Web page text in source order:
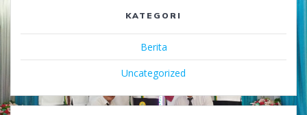
KATEGORI
Berita
Uncategorized